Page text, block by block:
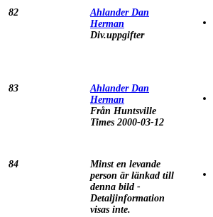
82
Ahlander Dan
Herman
Div.uppgifter
83
Ahlander Dan
Herman
Från Huntsville
Times 2000-03-12
84
Minst en levande
person är länkad till
denna bild -
Detaljinformation
visas inte.